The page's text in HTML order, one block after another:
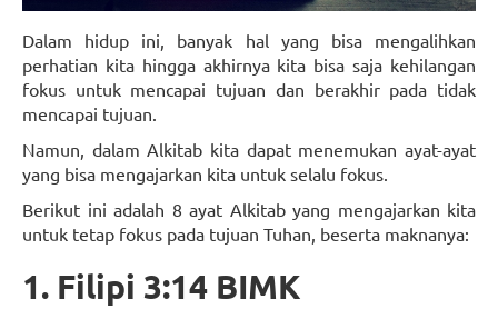
Dalam hidup ini, banyak hal yang bisa mengalihkan
perhatian kita hingga akhirnya kita bisa saja kehilangan
fokus untuk mencapai tujuan dan berakhir pada tidak
mencapai tujuan.
Namun, dalam Alkitab kita dapat menemukan ayat-ayat
yang bisa mengajarkan kita untuk selalu fokus.
Berikut ini adalah 8 ayat Alkitab yang mengajarkan kita
untuk tetap fokus pada tujuan Tuhan, beserta maknanya:
1. Filipi 3:14 BIMK